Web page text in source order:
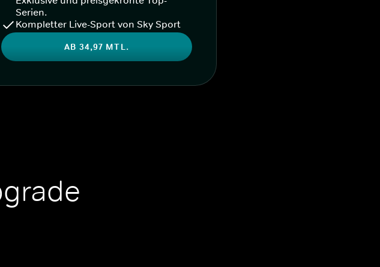
Serien.
Kompletter Live-Sport von Sky Sport
AB 34,97 MTL.